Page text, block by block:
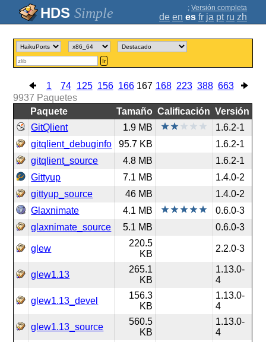
Simple ; Versión completa
de en es fr ja pt ru zh
Ir
1 74 125 156 166 167 168 223 388 663
9937 Paquetes
Paquete
Tamaño Calificación Versión
GitQlient
1.9 MB
1.6.2-1
gitqlient_debuginfo
95.7 KB
1.6.2-1
gitqlient_source
4.8 MB
1.6.2-1
Gittyup
7.1 MB
1.4.0-2
gittyup_source
46 MB
1.4.0-2
Glaxnimate
4.1 MB
0.6.0-3
glaxnimate_source
5.1 MB 0.6.0-3
glew
220.5
KB
2.2.0-3
glew1.13
265.1
KB
1.13.0-
4
glew1.13_devel
156.3
KB
1.13.0-
4
glew1.13_source
560.5
KB
1.13.0-
4